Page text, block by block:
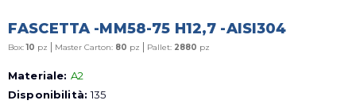
FASCETTA -MM58-75 H12,7 -AISI304
Box:10 pz | Master Carton: 80 pz | Pallet: 2880 pz
Materiale: A2
Disponibilità:135